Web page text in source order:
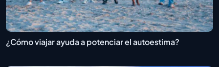
¿Cómo viajar ayuda a potenciar el autoestima?